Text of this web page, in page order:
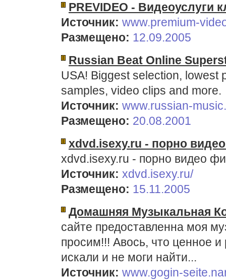
PREVIDEO - Видеоуслуги
Источник: www.premium-
Размещено: 12.09.2005
Russian Beat Online
USA! Biggest selection, lowest
samples, video clips and more.
Источник: www.russian-
Размещено: 20.08.2001
xdvd.isexy.ru - порно
xdvd.isexy.ru - порно видео
Источник: xdvd.isexy.ru/
Размещено: 15.11.2005
Домашняя Музыкальная
сайте предоставленна моя
просим!!! Авось, что ценное и
искали и не моги найти...
Источник: www.gogin-